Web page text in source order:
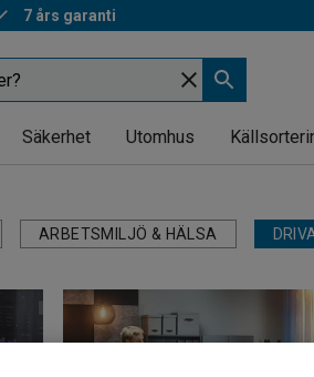
Snabba leveranser
Säkerhet Utomhus
ARBETSMILJÖ & HÄLSA